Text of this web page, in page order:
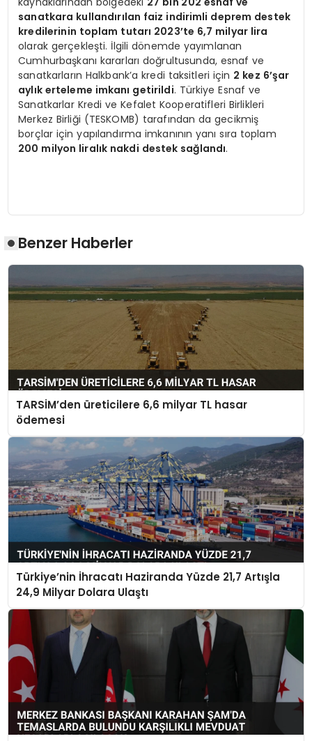
sanatkara kullandırılan faiz indirimli deprem destek
kredilerinin toplam tutarı 2023’te 6,7 milyar lira
olarak gerçekleşti. İlgili dönemde yayımlanan
Cumhurbaşkanı kararları doğrultusunda, esnaf ve
sanatkarların Halkbank’a kredi taksitleri için 2 kez 6’şar
aylık erteleme imkanı getirildi. Türkiye Esnaf ve
Sanatkarlar Kredi ve Kefalet Kooperatifleri Birlikleri
Merkez Birliği (TESKOMB) tarafından da gecikmiş
borçlar için yapılandırma imkanının yanı sıra toplam
200 milyon liralık nakdi destek sağlandı.
Benzer Haberler
TARSİM’den üreticilere 6,6 milyar TL hasar
ödemesi
Türkiye’nin İhracatı Haziranda Yüzde 21,7 Artışla
24,9 Milyar Dolara Ulaştı